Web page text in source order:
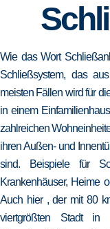
Wie das Wort
Schließsystem, das
meisten Fällen wird für
in einem
zahlreichen
ihren Außen- und
sind. Beispiele für
Krankenhäuser, Heime
Auch hier , der mit 80
viertgrößten Stadt